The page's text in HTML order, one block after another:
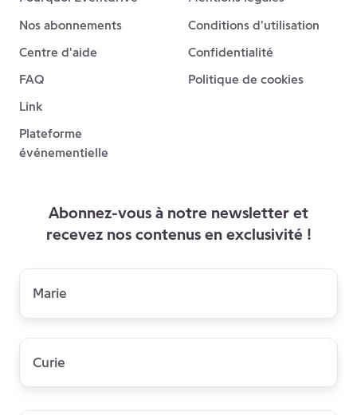
Nos abonnements
Centre d'aide
FAQ
Link
Plateforme
événementielle
Conditions d'utilisation
Confidentialité
Politique de cookies
Abonnez-vous à notre newsletter et
recevez nos contenus en exclusivité !